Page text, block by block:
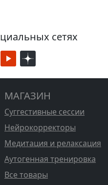
сетях
МАГАЗИН
Суггестивные сессии
Нейрокорректоры
Медитация и релаксация
Аутогенная тренировка
Все товары